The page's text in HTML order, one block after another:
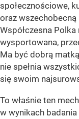
społecznościowe,
oraz
Współczesna
wysportowana,
Ma być dobrą
nie spełnia
się swoim
To właśnie ten
w wynikach